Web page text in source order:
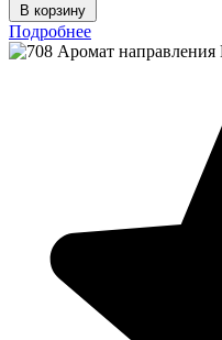
В корзину
Подробнее